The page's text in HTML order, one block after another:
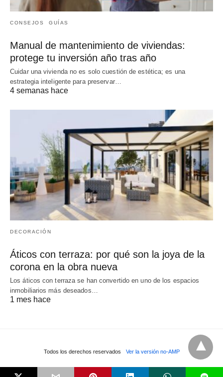
CONSEJOS GUÍAS
Manual de mantenimiento de viviendas:
protege tu inversión año tras año
Cuidar una vivienda no es solo cuestión de estética; es una
estrategia inteligente para preservar…
4 semanas hace
DECORACIÓN
Áticos con terraza: por qué son la joya de la
corona en la obra nueva
Los áticos con terraza se han convertido en uno de los espacios
inmobiliarios más deseados…
1 mes hace
Todos los derechos reservados Ver la versión no-AMP